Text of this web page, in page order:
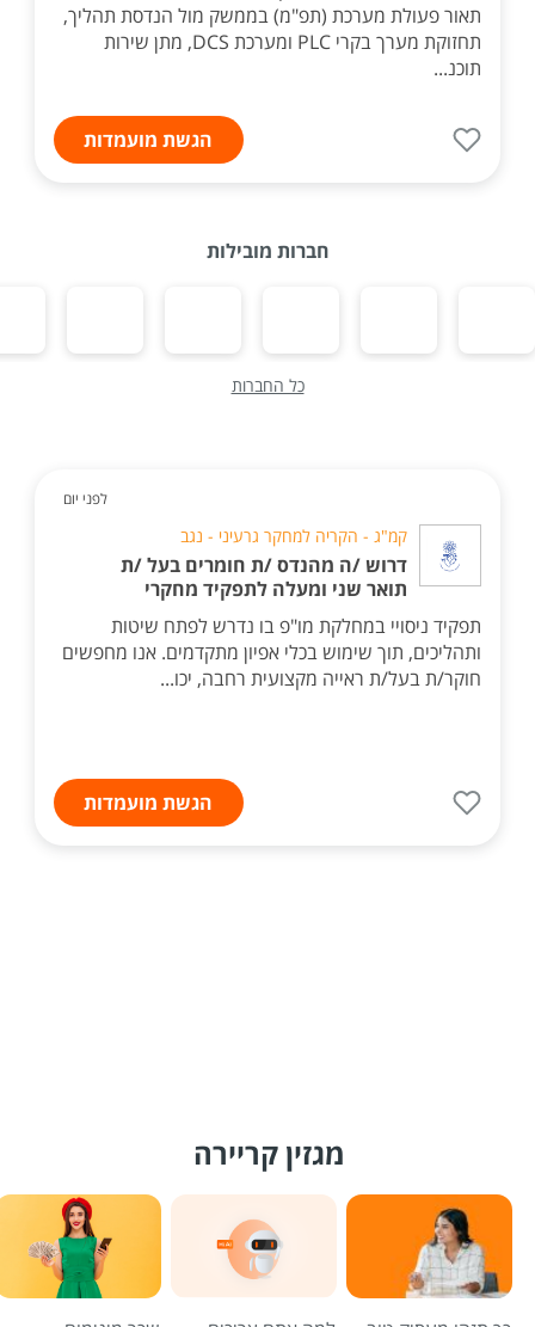
תאור פעולת מערכת (תפ"מ) בממשק מול הנדסת תהליך,
תחזוקת מערך בקרי PLC ומערכת DCS, מתן שירות
תוכנ...
הגשת מועמדות
חברות מובילות
כל החברות
לפני יום
קמ"ג - הקריה למחקר גרעיני - נגב
דרוש /ה מהנדס /ת חומרים בעל /ת
תואר שני ומעלה לתפקיד מחקרי
תפקיד ניסויי במחלקת מו"פ בו נדרש לפתח שיטות
ותהליכים, תוך שימוש בכלי אפיון מתקדמים. אנו מחפשים
חוקר/ת בעל/ת ראייה מקצועית רחבה, יכו...
הגשת מועמדות
מגזין קריירה